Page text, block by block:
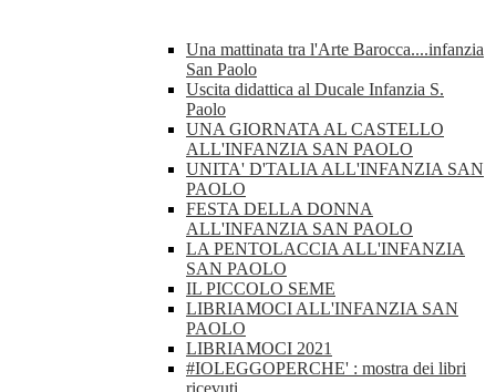
Una mattinata tra l'Arte Barocca....infanzia
San Paolo
Uscita didattica al Ducale Infanzia S.
Paolo
UNA GIORNATA AL CASTELLO
ALL'INFANZIA SAN PAOLO
UNITA' D'TALIA ALL'INFANZIA SAN
PAOLO
FESTA DELLA DONNA
ALL'INFANZIA SAN PAOLO
LA PENTOLACCIA ALL'INFANZIA
SAN PAOLO
IL PICCOLO SEME
LIBRIAMOCI ALL'INFANZIA SAN
PAOLO
LIBRIAMOCI 2021
#IOLEGGOPERCHE' : mostra dei libri